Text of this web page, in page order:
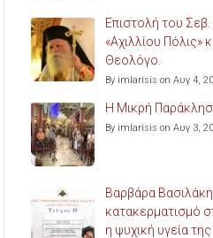
Επιστολή του
«Αχιλλίου Πόλις»
Θεολόγο.
By imlarisis on Αυγ 4,
Η Μικρή
By imlarisis on Αυγ 3,
Βαρβάρα
κατακερματισμό
η ψυχική υγεία